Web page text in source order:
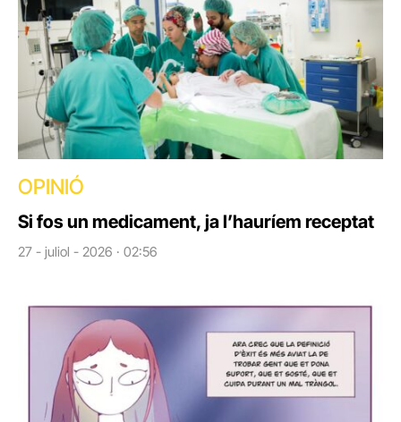
OPINIÓ
Si fos un medicament, ja l’hauríem receptat
27 - juliol - 2026 · 02:56